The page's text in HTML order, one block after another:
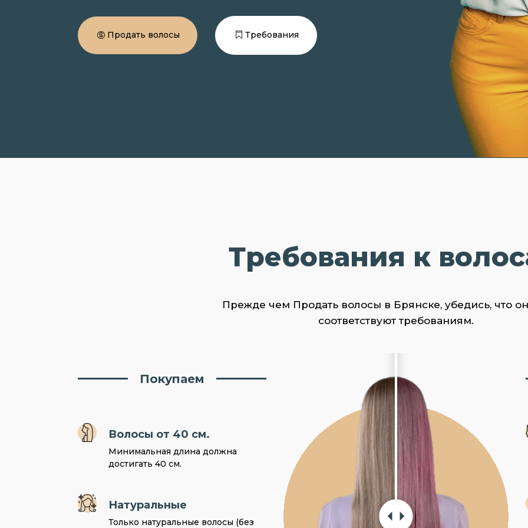
Продать волосы Требования
Требования к
Прежде чем Продать волосы в Брянске, убедись, что
соответствуют требованиям.
Покупаем
Волосы от 40 см.
Минимальная длина должна
достигать 40 см.
Натуральные
Только натуральные волосы (без